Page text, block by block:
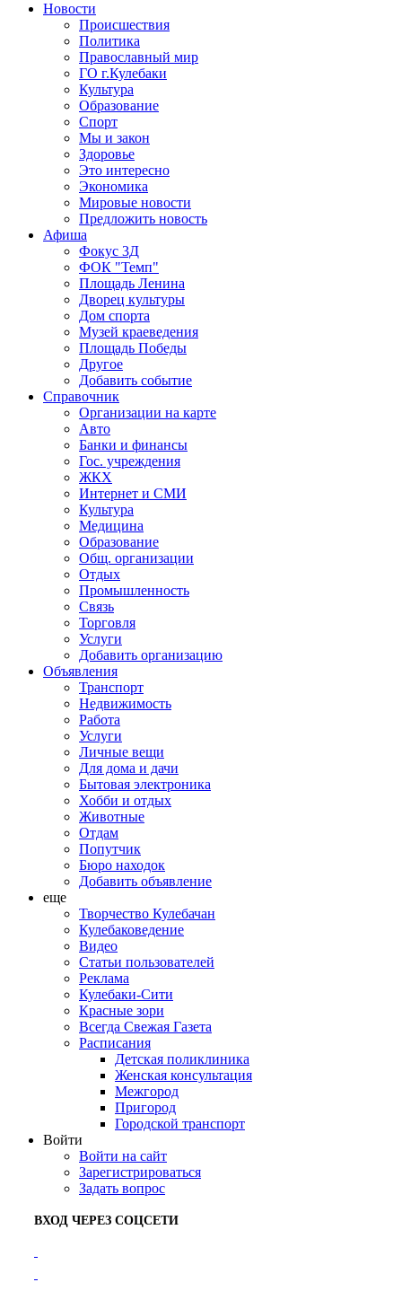
Новости
Происшествия
Политика
Православный мир
ГО г.Кулебаки
Культура
Образование
Спорт
Мы и закон
Здоровье
Это интересно
Экономика
Мировые новости
Предложить новость
Афиша
Фокус 3Д
ФОК "Темп"
Площадь Ленина
Дворец культуры
Дом спорта
Музей краеведения
Площадь Победы
Другое
Добавить событие
Справочник
Организации на карте
Авто
Банки и финансы
Гос. учреждения
ЖКХ
Интернет и СМИ
Культура
Медицина
Образование
Общ. организации
Отдых
Промышленность
Связь
Торговля
Услуги
Добавить организацию
Объявления
Транспорт
Недвижимость
Работа
Услуги
Личные вещи
Для дома и дачи
Бытовая электроника
Хобби и отдых
Животные
Отдам
Попутчик
Бюро находок
Добавить объявление
еще
Творчество Кулебачан
Кулебаковедение
Видео
Статьи пользователей
Реклама
Кулебаки-Сити
Красные зори
Всегда Свежая Газета
Расписания
Детская поликлиника
Женская консультация
Межгород
Пригород
Городской транспорт
Войти
Войти на сайт
Зарегистрироваться
Задать вопрос
ВХОД ЧЕРЕЗ СОЦСЕТИ